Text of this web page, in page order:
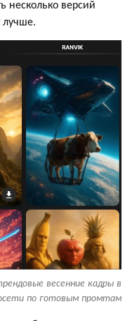
несколько версий
лучше.
весенние кадры в
по готовым промтам